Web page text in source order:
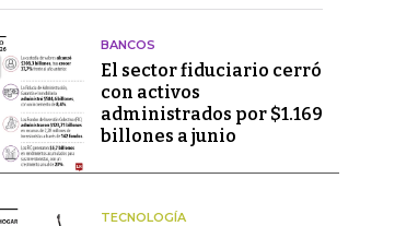
BANCOS
El sector fiduciario cerró
con activos
administrados por $1.169
billones a junio
TECNOLOGÍA